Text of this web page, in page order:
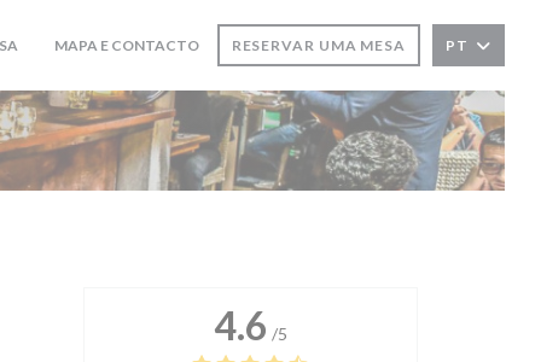
((ABRE NUMA NOVA JANELA))
MAPA E CONTACTO RESERVAR UMA MESA PT
4.6 /5